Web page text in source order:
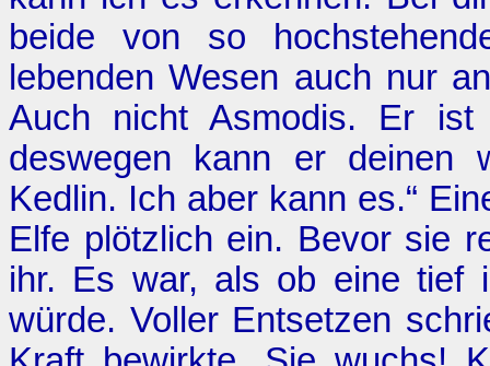
beide von so
lebenden Wesen auch nur
Auch nicht Asmodis. Er
deswegen kann er deinen
Kedlin. Ich aber kann es.“
Elfe plötzlich ein. Bevor sie
ihr. Es war, als ob eine tief
würde. Voller Entsetzen